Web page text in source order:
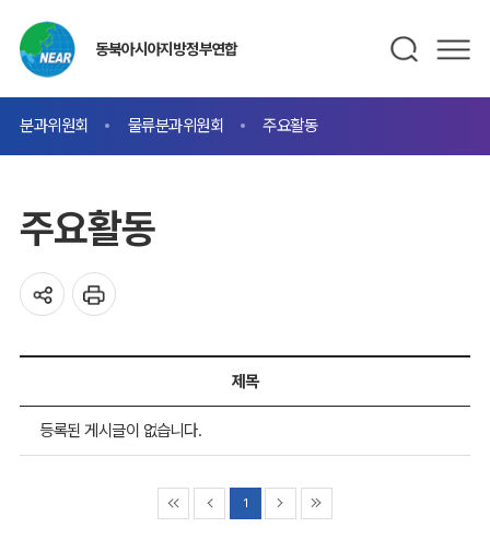
동북아시아지방정부연합
분과위원회 물류분과위원회 주요활동
주요활동
제목
등록된 게시글이 없습니다.
1